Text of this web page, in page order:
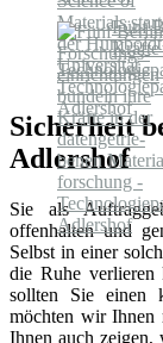
Fünf
Kräfte
Sicherheit
Adlershof
Sie als
offenhalten und
Selbst in einer
die Ruhe
sollten Sie einen
möchten wir Ihnen
Ihnen auch